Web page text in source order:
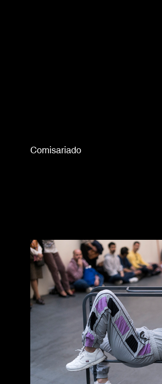
Comisariado